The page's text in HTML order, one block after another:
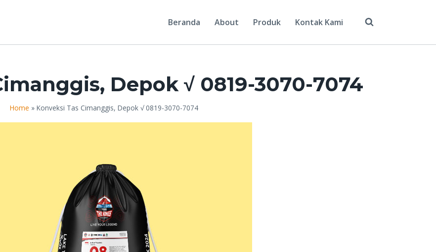
Beranda About Produk Kontak Kami
Depok √ 0819-3070-7074
Home » Konveksi Tas Cimanggis, Depok √ 0819-3070-7074